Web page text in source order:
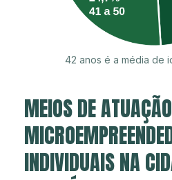
42 anos é a média de
MEIOS DE
INDIVIDUAIS NA